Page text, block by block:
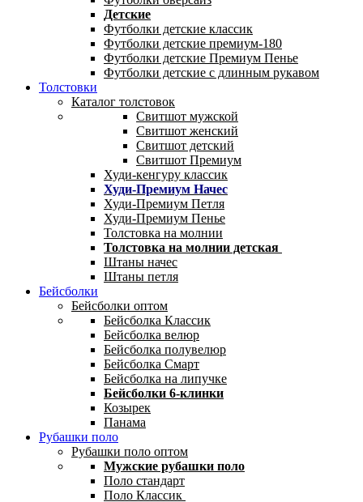
Детские
Футболки детские классик
Футболки детские премиум-180
Футболки детские Премиум Пенье
Футболки детские с длинным рукавом
Толстовки
Каталог толстовок
Свитшот мужской
Свитшот женский
Свитшот детский
Свитшот Премиум
Худи-кенгуру классик
Худи-Премиум Начес
Худи-Премиум Петля
Худи-Премиум Пенье
Толстовка на молнии
Толстовка на молнии детская
Штаны начес
Штаны петля
Бейсболки
Бейсболки оптом
Бейсболка Классик
Бейсболка велюр
Бейсболка полувелюр
Бейсболка Смарт
Бейсболка на липучке
Бейсболки 6-клинки
Козырек
Панама
Рубашки поло
Рубашки поло оптом
Мужские рубашки поло
Поло стандарт
Поло Классик